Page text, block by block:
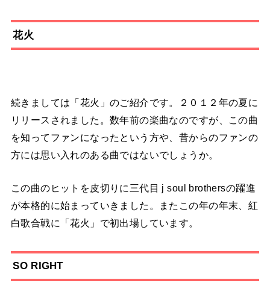
花火
続きましては「花火」のご紹介です。２０１２年の夏に
リリースされました。数年前の楽曲なのですが、この曲
を知ってファンになったという方や、昔からのファンの
方には思い入れのある曲ではないでしょうか。
この曲のヒットを皮切りに三代目 j soul brothersの躍進
が本格的に始まっていきました。またこの年の年末、紅
白歌合戦に「花火」で初出場しています。
SO RIGHT